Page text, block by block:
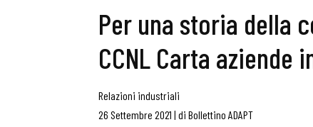
Per una storia della
CCNL Carta
Relazioni industriali
26 Settembre 2021 | di Bollettino ADAPT